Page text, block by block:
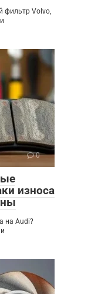
фильтр Volvo,
0
износа
на Audi?